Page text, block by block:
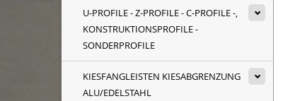
U-PROFILE - Z-PROFILE - C-PROFILE -,
KONSTRUKTIONSPROFILE -
SONDERPROFILE
KIESFANGLEISTEN KIESABGRENZUNG
ALU/EDELSTAHL